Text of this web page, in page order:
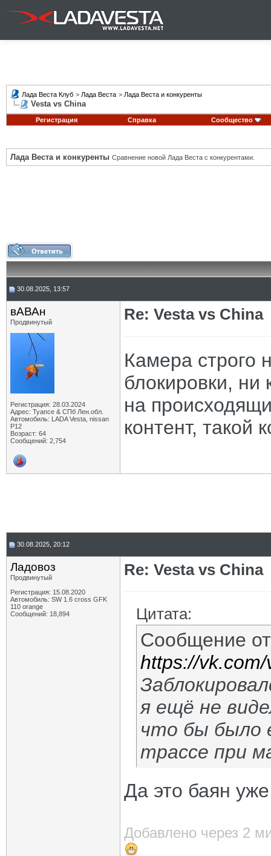
Лада Веста Клуб > Лада Веста > Лада Веста и конкуренты
Vesta vs China
Регистрация Справка Сообщество
Лада Веста и конкуренты Сравнение новой Лада Веста с конкурентами.
30.08.2025, 13:57
вАВАн
Продвинутый
Регистрация: 28.03.2024
Адрес: Туапсе & СПб Лен.обл.
Автомобиль: LADA Vesta, nissan
P12
Возраст: 64
Сообщений: 2,754
Re: Vesta vs China
Камера строго
блокировки, ни
на
контент, такой
30.08.2025, 20:12
Ладовоз
Продвинутый
Регистрация: 15.08.2020
Автомобиль: SW 1.6 cross GFK
110 orange
Сообщений: 18,894
Re: Vesta vs China
Цитата:
Сообщение
https://
я ещё не
что бы было
трассе при
Да это баян
Добавлено через 2